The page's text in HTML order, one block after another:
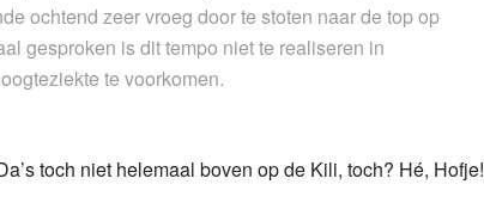
ochtend zeer vroeg door te stoten naar de top op
gesproken is dit tempo niet te realiseren in
te voorkomen.
toch niet helemaal boven op de Kili, toch? Hé, Hofje!